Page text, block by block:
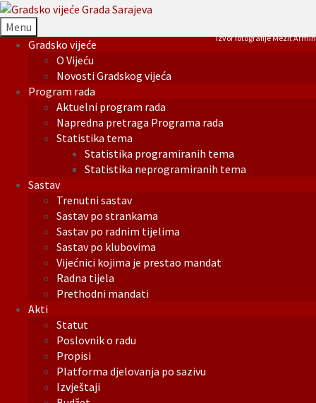
Menu
Gradsko vijeće
O Vijeću
Novosti Gradskog vijeća
Program rada
Aktuelni program rada
Napredna pretraga Programa rada
Statistika tema
Statistika programiranih tema
Statistika neprogramiranih tema
Sastav
Trenutni sastav
Sastav po strankama
Sastav po radnim tijelima
Sastav po klubovima
Vijećnici kojima je prestao mandat
Radna tijela
Prethodni mandati
Akti
Statut
Poslovnik o radu
Propisi
Platforma djelovanja po sazivu
Izvještaji
Izvor fotografije Mezit Armin